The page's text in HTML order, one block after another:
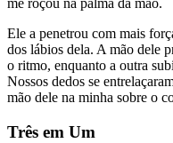
me roçou na palma da mão.
Ele a penetrou com mais
dos lábios dela. A mão dele
o ritmo, enquanto a outra
Nossos dedos se
mão dele na minha sobre o
Três em Um